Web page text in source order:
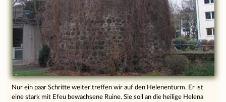
Nur ein paar Schritte weiter treffen wir auf den Helenenturm. Er ist
eine stark mit Efeu bewachsene Ruine. Sie soll an die heilige Helena